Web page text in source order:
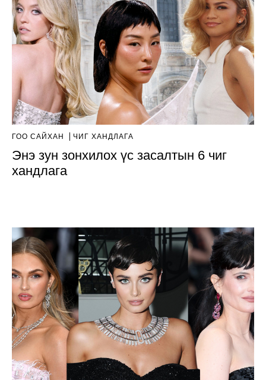
ГОО САЙХАН ЧИГ ХАНДЛАГА
Энэ зун зонхилох үс засалтын 6 чиг
хандлага